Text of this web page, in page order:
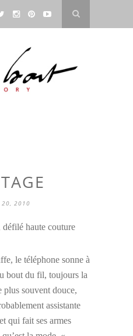
20, 2010
le téléphone sonne à
bout du fil, toujours la
souvent douce,
assistante
qui fait ses armes